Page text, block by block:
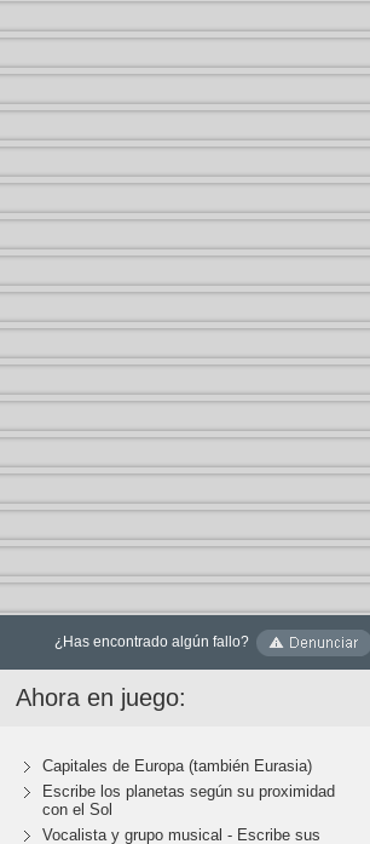
¿Has encontrado algún fallo?
Ahora en juego:
Capitales de Europa (también Eurasia)
Escribe los planetas según su proximidad
con el Sol
Vocalista y grupo musical - Escribe sus